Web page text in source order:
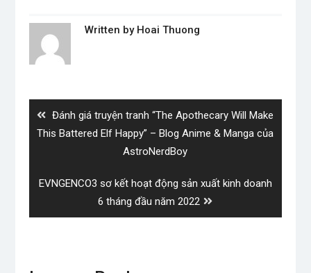
Written by Hoai Thuong
Previous
post:
Đánh giá truyện tranh “The Apothecary Will Make
This Battered Elf Happy” – Blog Anime & Manga của
AstroNerdBoy
Next
EVNGENCO3 sơ kết hoạt động sản xuất kinh doanh
6 tháng đầu năm 2022